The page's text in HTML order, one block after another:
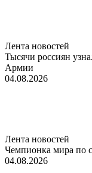
Лента новостей
Тысячи россиян
Армии
04.08.2026
Лента новостей
Чемпионка мира по
04.08.2026